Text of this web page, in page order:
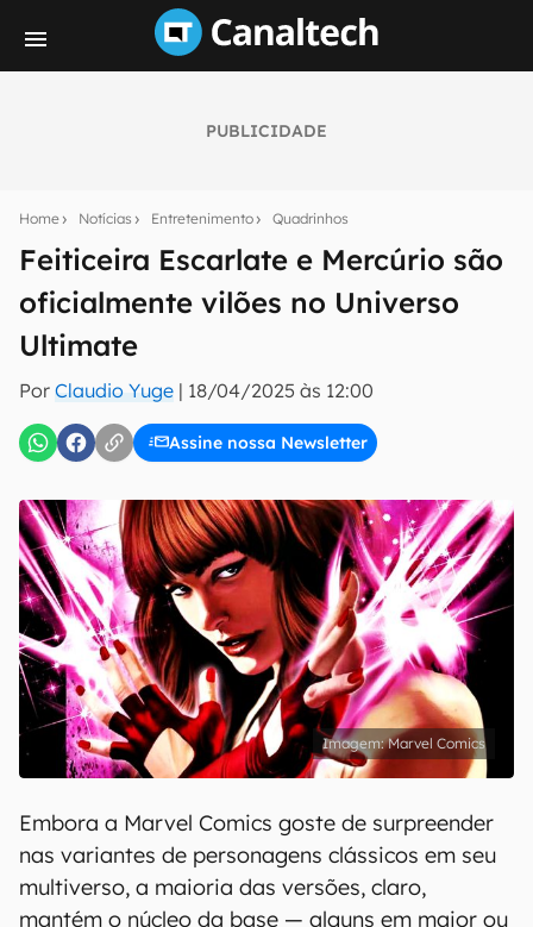
PUBLICIDADE
Home Notícias Entretenimento Quadrinhos
Feiticeira Escarlate e Mercúrio são
oficialmente vilões no Universo
Ultimate
Por Claudio Yuge | 18/04/2025 às 12:00
Assine nossa Newsletter
notícias e reviews sobre tecnologia em primeira
mão.
E-mail
inscreva-se
Uso e Política de Privacidade do Canaltech.
Marvel Comics
Embora a Marvel Comics goste de surpreender
nas variantes de personagens clássicos em seu
multiverso, a maioria das versões, claro,
mantém o núcleo da base — alguns em maior ou